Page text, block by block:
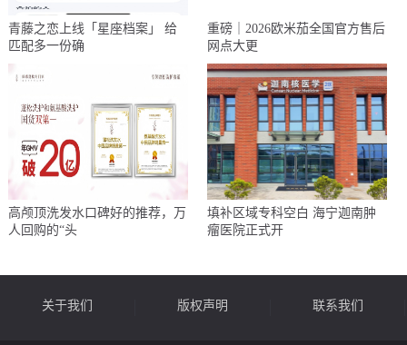
青藤之恋上线「星座档案」 给
匹配多一份确
重磅｜2026欧米茄全国官方售后
网点大更
高颅顶洗发水口碑好的推荐，万
人回购的“头
填补区域专科空白 海宁迦南肿
瘤医院正式开
关于我们 版权声明 联系我们